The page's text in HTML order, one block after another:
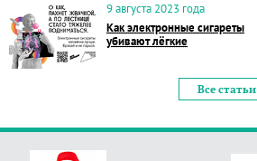
9 августа 2023 года
Как электронные сигареты
убивают лёгкие
Все статьи